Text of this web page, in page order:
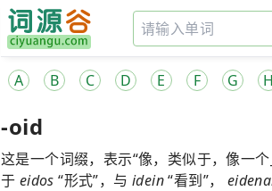
A B C D E F G H
-oid
这是一个词缀，表示“像，类似于，像一
于 eidos “形式”，与idein“看到”，